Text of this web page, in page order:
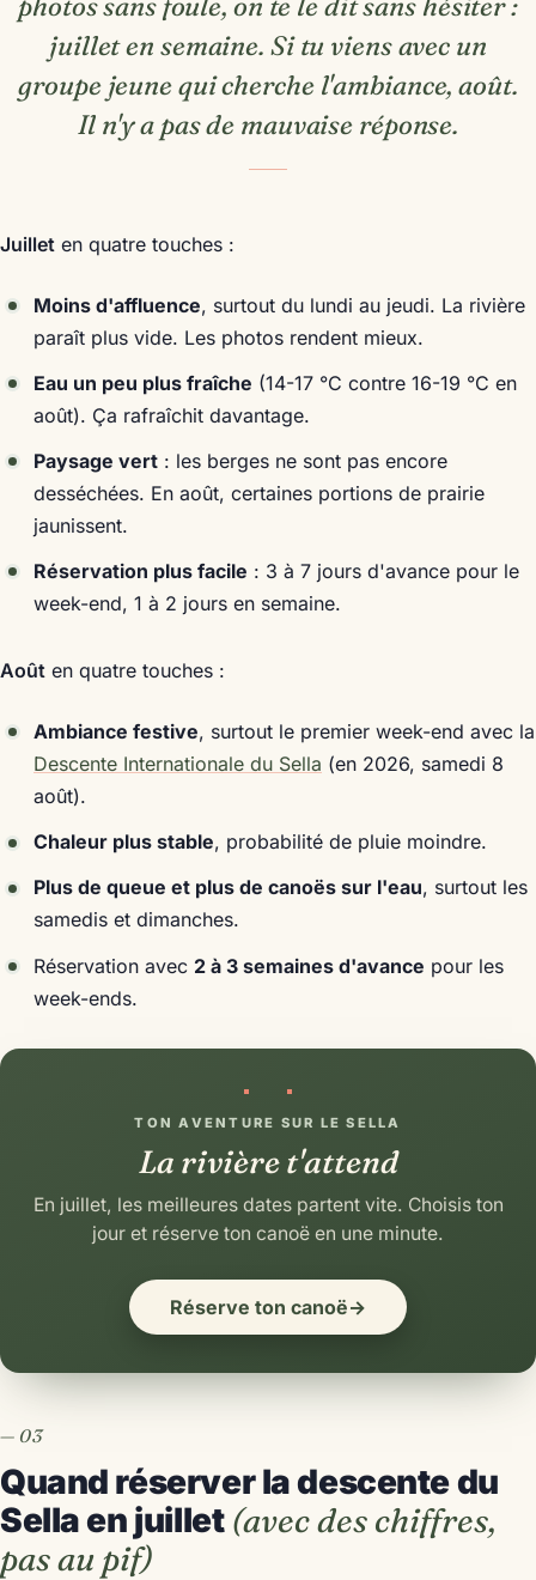
juillet en semaine. Si tu viens avec un
groupe jeune qui cherche l'ambiance, août.
Il n'y a pas de mauvaise réponse.
Juillet en quatre touches :
Moins d'affluence, surtout du lundi au jeudi. La rivière
paraît plus vide. Les photos rendent mieux.
Eau un peu plus fraîche (14-17 °C contre 16-19 °C en
août). Ça rafraîchit davantage.
Paysage vert : les berges ne sont pas encore
desséchées. En août, certaines portions de prairie
jaunissent.
Réservation plus facile : 3 à 7 jours d'avance pour le
week-end, 1 à 2 jours en semaine.
Août en quatre touches :
Ambiance festive, surtout le premier week-end avec la
Descente Internationale du Sella (en 2026, samedi 8
août).
Chaleur plus stable, probabilité de pluie moindre.
Plus de queue et plus de canoës sur l'eau, surtout les
samedis et dimanches.
Réservation avec 2 à 3 semaines d'avance pour les
week-ends.
TON AVENTURE SUR LE SELLA
La rivière t'attend
En juillet, les meilleures dates partent vite. Choisis ton
jour et réserve ton canoë en une minute.
Réserve ton canoë→
Quand réserver la descente du
Sella en juillet (avec des chiffres,
pas au pif)